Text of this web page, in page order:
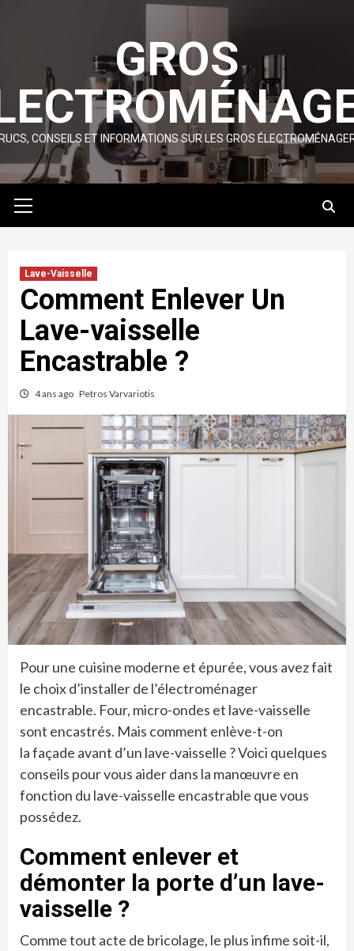
GROS
CONSEILS ET INFORMATIONS SUR LES GROS
Menu
Lave-Vaisselle
Comment Enlever Un
Lave-vaisselle
Encastrable ?
4 ans ago Petros Varvariotis
Pour une cuisine moderne et épurée, vous avez fait
le choix d’installer de l’électroménager
encastrable. Four, micro-ondes et lave-vaisselle
sont encastrés. Mais comment enlève-t-on
la façade avant d’un lave-vaisselle ? Voici quelques
conseils pour vous aider dans la manœuvre en
fonction du lave-vaisselle encastrable que vous
possédez.
Comment enlever et
démonter la porte d’un lave-
vaisselle ?
Comme tout acte de bricolage, le plus infime soit-il,